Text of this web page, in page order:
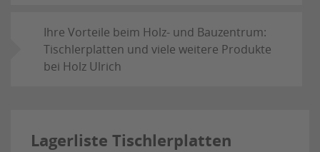
Ihre Vorteile beim Holz- und Bauzentrum:
Tischlerplatten und viele weitere Produkte
bei Holz Ulrich
Lagerliste Tischlerplatten